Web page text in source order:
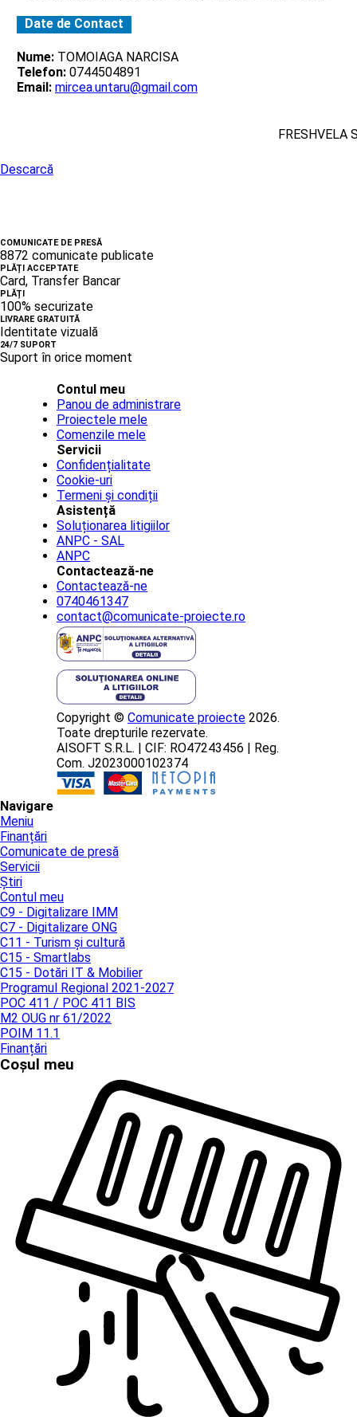
Date de Contact
Nume: TOMOIAGA NARCISA
Telefon: 0744504891
Email: mircea.untaru@gmail.com
FRESHVELA
Descarcă
COMUNICATE DE PRESĂ
8872 comunicate publicate
PLĂȚI ACCEPTATE
Card, Transfer Bancar
PLĂȚI
100% securizate
LIVRARE GRATUITĂ
Identitate vizuală
24/7 SUPORT
Suport în orice moment
Contul meu
Panou de administrare
Proiectele mele
Comenzile mele
Servicii
Confidențialitate
Cookie-uri
Termeni și condiții
Asistență
Soluționarea litigiilor
ANPC - SAL
ANPC
Contactează-ne
Contactează-ne
0740461347
contact@comunicate-proiecte.ro
Copyright © Comunicate proiecte 2026.
Toate drepturile rezervate.
AISOFT S.R.L. | CIF: RO47243456 | Reg.
Com. J2023000102374
Navigare
Meniu
Finanțări
Comunicate de presă
Servicii
Știri
Contul meu
C9 - Digitalizare IMM
C7 - Digitalizare ONG
C11 - Turism și cultură
C15 - Smartlabs
C15 - Dotări IT & Mobilier
Programul Regional 2021-2027
POC 411 / POC 411 BIS
M2 OUG nr 61/2022
POIM 11.1
Finanțări
Coșul meu